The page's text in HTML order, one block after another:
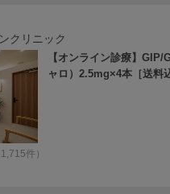
クリニック
【オンライン診療】
ャロ）2.5mg×4本［送料
1,715件）